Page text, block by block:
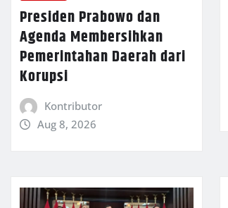
Presiden Prabowo dan
Agenda Membersihkan
Pemerintahan Daerah dari
Korupsi
Kontributor
Aug 8, 2026